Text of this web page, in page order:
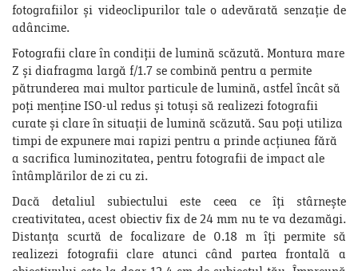
fotografiilor și videoclipurilor tale o adevărată senzație de
adâncime.
Fotografii clare în condiții de lumină scăzută. Montura mare
Z și diafragma largă f/1.7 se combină pentru a permite
pătrunderea mai multor particule de lumină, astfel încât să
poți menține ISO-ul redus și totuși să realizezi fotografii
curate și clare în situații de lumină scăzută. Sau poți utiliza
timpi de expunere mai rapizi pentru a prinde acțiunea fără
a sacrifica luminozitatea, pentru fotografii de impact ale
întâmplărilor de zi cu zi.
Dacă detaliul subiectului este ceea ce îți stârnește
creativitatea, acest obiectiv fix de 24 mm nu te va dezamăgi.
Distanța scurtă de focalizare de 0.18 m îți permite să
realizezi fotografii clare atunci când partea frontală a